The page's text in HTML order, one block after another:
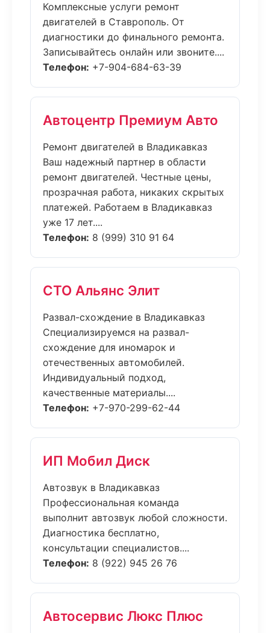
Комплексные услуги ремонт
двигателей в Ставрополь. От
диагностики до финального ремонта.
Записывайтесь онлайн или звоните....
Телефон: +7-904-684-63-39
Автоцентр Премиум Авто
Ремонт двигателей в Владикавказ
Ваш надежный партнер в области
ремонт двигателей. Честные цены,
прозрачная работа, никаких скрытых
платежей. Работаем в Владикавказ
уже 17 лет....
Телефон: 8 (999) 310 91 64
СТО Альянс Элит
Развал-схождение в Владикавказ
Специализируемся на развал-
схождение для иномарок и
отечественных автомобилей.
Индивидуальный подход,
качественные материалы....
Телефон: +7-970-299-62-44
ИП Мобил Диск
Автозвук в Владикавказ
Профессиональная команда
выполнит автозвук любой сложности.
Диагностика бесплатно,
консультации специалистов....
Телефон: 8 (922) 945 26 76
Автосервис Люкс Плюс